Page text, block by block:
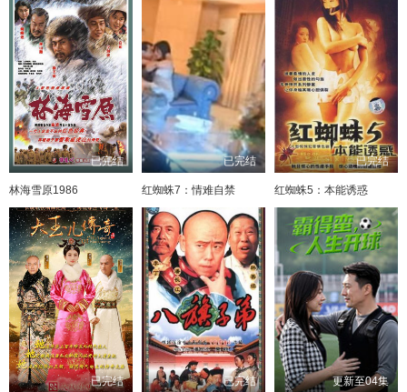
已完结
林海雪原1986
已完结
红蜘蛛7：情难自禁
已完结
红蜘蛛5：本能诱惑
已完结 已完结 更新至04集